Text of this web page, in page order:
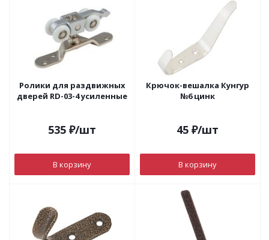
Ролики для раздвижных
дверей RD-03-4 усиленные
535 ₽/шт
В корзину
Крючок-вешалка Кунгур
№6 цинк
45 ₽/шт
В корзину